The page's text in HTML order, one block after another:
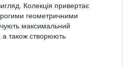
Колекція привертає
геометричними
максимальний
а також створюють